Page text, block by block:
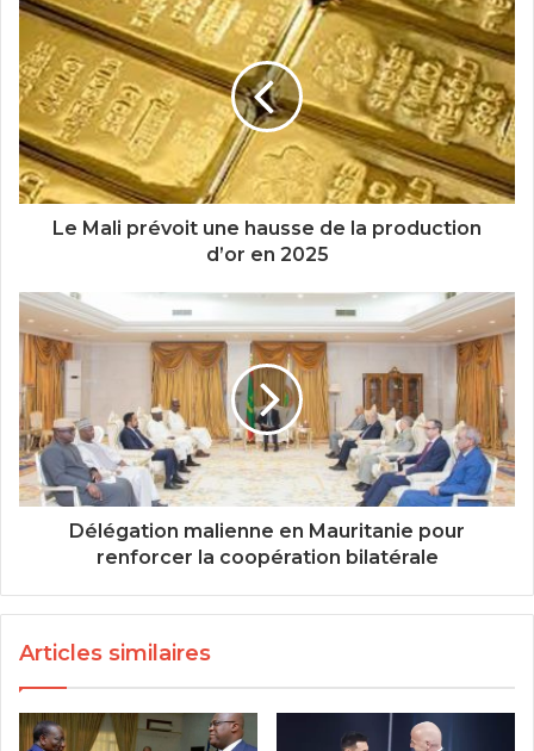
Le Mali prévoit une hausse de la production
d’or en 2025
Délégation malienne en Mauritanie pour
renforcer la coopération bilatérale
Articles similaires